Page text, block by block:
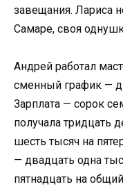
завещания. Лариса
Самаре, своя
Андрей работал
сменный график —
Зарплата — сорок
получала тридцать
шесть тысяч на
— двадцать одна
пятнадцать на